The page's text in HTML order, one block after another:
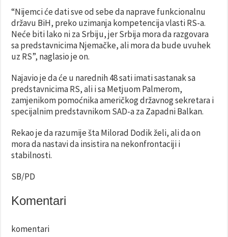
“Nijemci će dati sve od sebe da naprave funkcionalnu
državu BiH, preko uzimanja kompetencija vlasti RS-a.
Neće biti lako ni za Srbiju, jer Srbija mora da razgovara
sa predstavnicima Njemačke, ali mora da bude uvuhek
uz RS”, naglasio je on.
Najavio je da će u narednih 48 sati imati sastanak sa
predstavnicima RS, ali i sa Metjuom Palmerom,
zamjenikom pomoćnika američkog državnog sekretara i
specijalnim predstavnikom SAD-a za Zapadni Balkan.
Rekao je da razumije šta Milorad Dodik želi, ali da on
mora da nastavi da insistira na nekonfrontaciji i
stabilnosti.
SB/PD
Komentari
komentari